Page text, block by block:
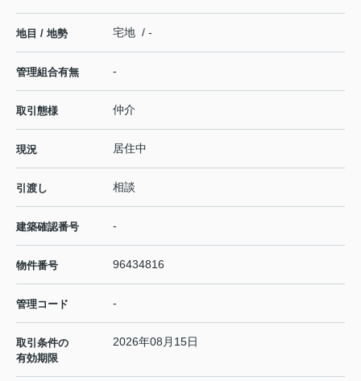
地目 / 地勢 宅地 / -
管理組合有無 -
取引態様 仲介
現況 居住中
引渡し 相談
建築確認番号 -
物件番号 96434816
管理コード -
取引条件の
有効期限
2026年08月15日